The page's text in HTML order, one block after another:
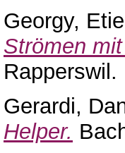
Georgy,
Strömen
Rapperswil.
Gerardi,
Helper.